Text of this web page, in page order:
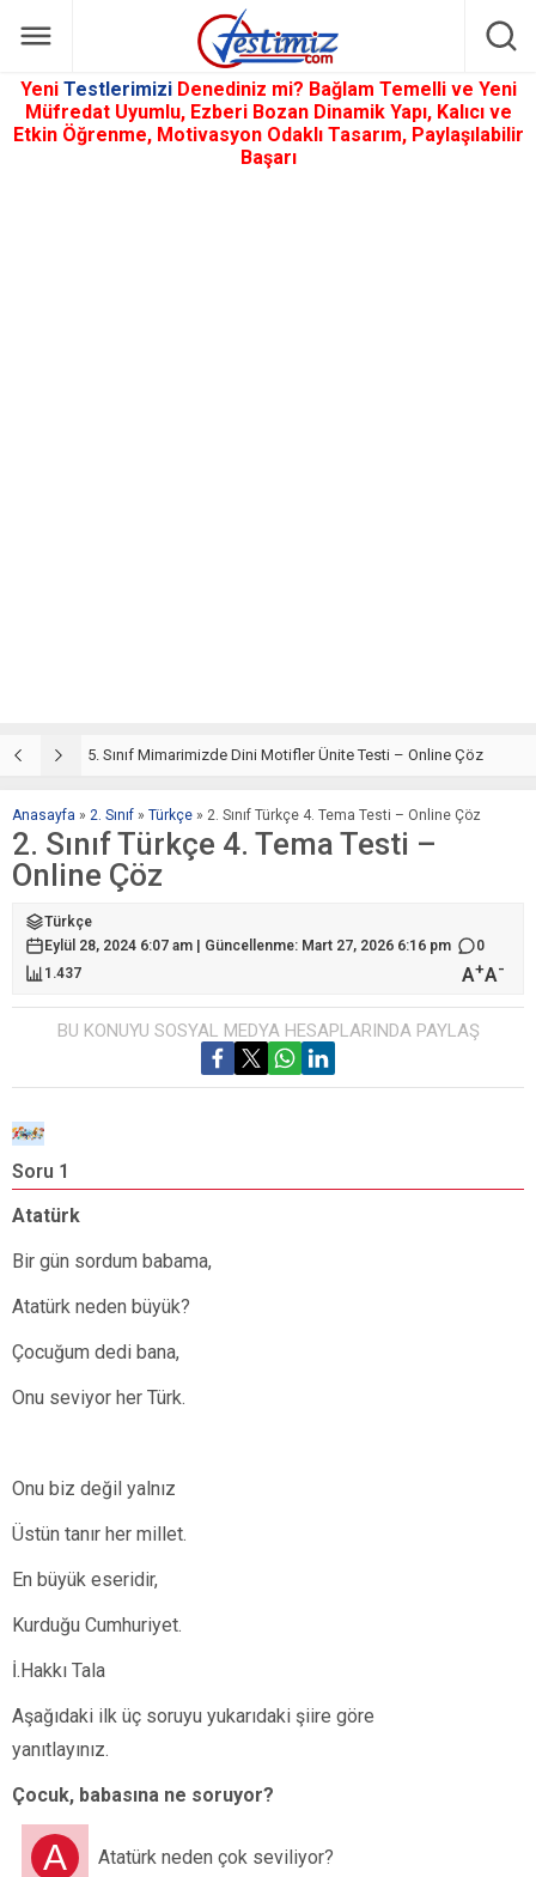
Yeni Testlerimizi Denediniz mi? Bağlam Temelli ve Yeni
Müfredat Uyumlu, Ezberi Bozan Dinamik Yapı, Kalıcı ve
Etkin Öğrenme, Motivasyon Odaklı Tasarım, Paylaşılabilir
Başarı
5. Sınıf Mimarimizde Dini Motifler Ünite Testi – Online Çöz
Anasayfa » 2. Sınıf » Türkçe » 2. Sınıf Türkçe 4. Tema Testi – Online Çöz
2. Sınıf Türkçe 4. Tema Testi –
Online Çöz
Türkçe
Eylül 28, 2024 6:07 am | Güncellenme: Mart 27, 2026 6:16 pm
0
1.437
A+A-
BU KONUYU SOSYAL MEDYA HESAPLARINDA PAYLAŞ
Soru 1
Atatürk
Bir gün sordum babama,
Atatürk neden büyük?
Çocuğum dedi bana,
Onu seviyor her Türk.
Onu biz değil yalnız
Üstün tanır her millet.
En büyük eseridir,
Kurduğu Cumhuriyet.
İ.Hakkı Tala
Aşağıdaki ilk üç soruyu yukarıdaki şiire göre
yanıtlayınız.
Çocuk, babasına ne soruyor?
A Atatürk neden çok seviliyor?